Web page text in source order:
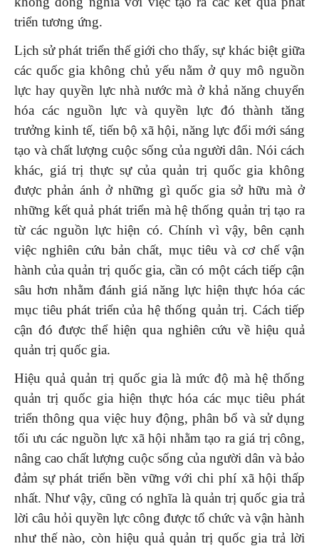
triển tương ứng.
Lịch sử phát triển thế giới cho thấy, sự khác biệt giữa
các quốc gia không chủ yếu nằm ở quy mô nguồn
lực hay quyền lực nhà nước mà ở khả năng chuyển
hóa các nguồn lực và quyền lực đó thành tăng
trưởng kinh tế, tiến bộ xã hội, năng lực đổi mới sáng
tạo và chất lượng cuộc sống của người dân. Nói cách
khác, giá trị thực sự của quản trị quốc gia không
được phản ánh ở những gì quốc gia sở hữu mà ở
những kết quả phát triển mà hệ thống quản trị tạo ra
từ các nguồn lực hiện có. Chính vì vậy, bên cạnh
việc nghiên cứu bản chất, mục tiêu và cơ chế vận
hành của quản trị quốc gia, cần có một cách tiếp cận
sâu hơn nhằm đánh giá năng lực hiện thực hóa các
mục tiêu phát triển của hệ thống quản trị. Cách tiếp
cận đó được thể hiện qua nghiên cứu về hiệu quả
quản trị quốc gia.
Hiệu quả quản trị quốc gia là mức độ mà hệ thống
quản trị quốc gia hiện thực hóa các mục tiêu phát
triển thông qua việc huy động, phân bổ và sử dụng
tối ưu các nguồn lực xã hội nhằm tạo ra giá trị công,
nâng cao chất lượng cuộc sống của người dân và bảo
đảm sự phát triển bền vững với chi phí xã hội thấp
nhất. Như vậy, cũng có nghĩa là quản trị quốc gia trả
lời câu hỏi quyền lực công được tổ chức và vận hành
như thế nào, còn hiệu quả quản trị quốc gia trả lời